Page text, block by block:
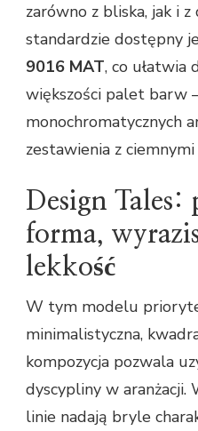
zarówno z bliska, jak i
standardzie dostępny
9016 MAT, co ułatwia
większości palet barw
monochromatycznych
zestawienia z
Design Tales:
forma,
lekkość
W tym modelu
minimalistyczna,
kompozycja pozwala
dyscypliny w aranżacji.
linie nadają bryle